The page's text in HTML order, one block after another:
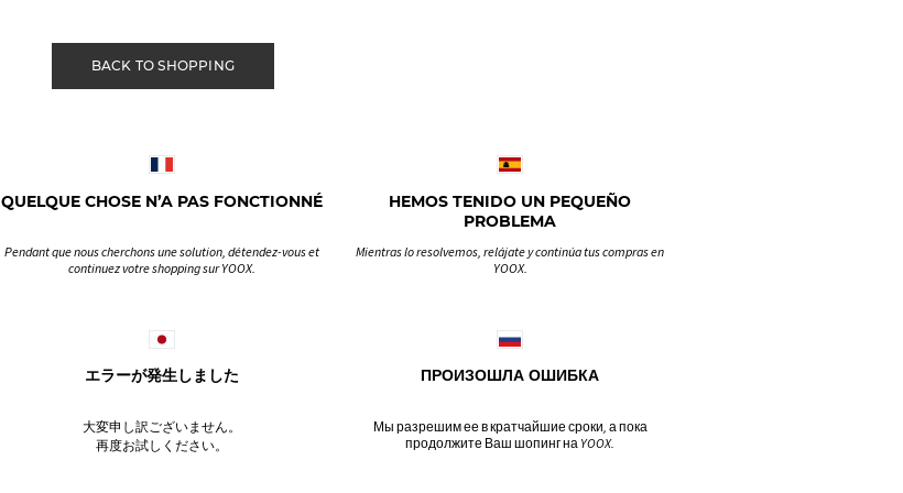
BACK TO SHOPPING
QUELQUE CHOSE N’A PAS FONCTIONNÉ
Pendant que nous cherchons une solution, détendez-vous et
continuez votre shopping sur YOOX.
HEMOS TENIDO UN PEQUEÑO
PROBLEMA
Mientras lo resolvemos, relájate y continúa tus compras en
YOOX.
エラーが発生しました
大変申し訳ございません。
再度お試しください。
ПРОИЗОШЛА ОШИБКА
Мы разрешим ее в кратчайшие сроки, а пока
продолжите Ваш шопинг на YOOX.